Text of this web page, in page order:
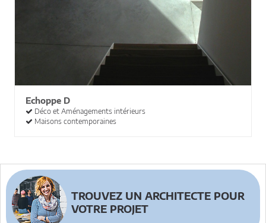
Echoppe D
Déco et Aménagements intérieurs
Maisons contemporaines
TROUVEZ UN ARCHITECTE POUR
VOTRE PROJET